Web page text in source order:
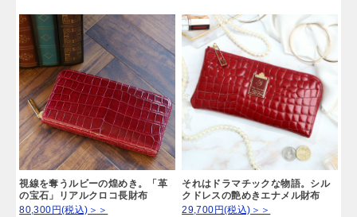
視線を奪うルビーの煌めき。「革
の宝石」リアルクロコ長財布
80,300円(税込)＞＞
それはドラマチックな物語。シル
クドレスの艶めきエナメル財布
29,700円(税込)＞＞